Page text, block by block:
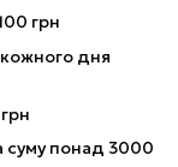
грн
дня
суму понад 3000